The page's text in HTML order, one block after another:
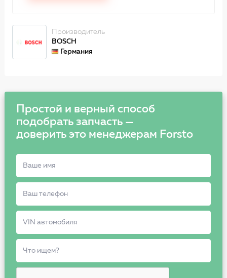
Производитель
BOSCH
Германия
Простой и верный способ
подобрать запчасть —
доверить это менеджерам Forsto